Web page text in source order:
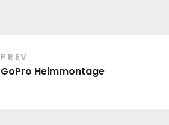
Beitragsnavigation
PREV
GoPro Helmmontage